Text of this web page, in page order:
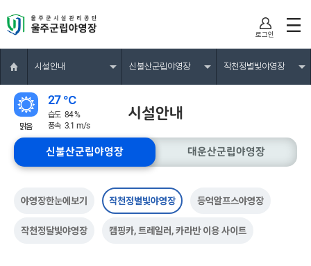
로그인
시설안내 신불산군립야영장 작천정별빛야영장
시설안내
맑음
27 ℃
습도 84 %
풍속 3.1 m/
신불산군립야영장 대운산군립야영장
야영장한눈에보기 작천정별빛야영장 등억알프스야영장
작천정달빛야영장 캠핑카, 트레일러, 카라반 이용 사이트